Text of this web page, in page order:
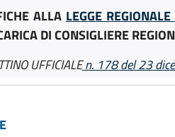
ALLA LEGGE
DI CONSIGLIERE
UFFICIALEn. 178 del 23